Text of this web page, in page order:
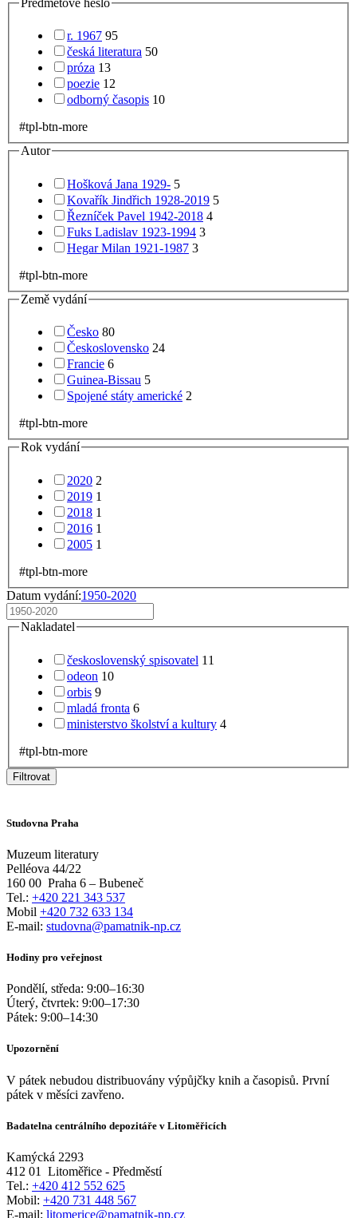
r. 1967 95
česká literatura 50
próza 13
poezie 12
odborný časopis 10
#tpl-btn-more
Autor
Hošková Jana 1929- 5
Kovařík Jindřich 1928-2019 5
Řezníček Pavel 1942-2018 4
Fuks Ladislav 1923-1994 3
Hegar Milan 1921-1987 3
#tpl-btn-more
Země vydání
Česko 80
Československo 24
Francie 6
Guinea-Bissau 5
Spojené státy americké 2
#tpl-btn-more
Rok vydání
2020 2
2019 1
2018 1
2016 1
2005 1
#tpl-btn-more
Datum vydání:1950-2020
Nakladatel
československý spisovatel 11
odeon 10
orbis 9
mladá fronta 6
ministerstvo školství a kultury 4
#tpl-btn-more
Filtrovat
Studovna Praha
Muzeum literatury
Pelléova 44/22
160 00 Praha 6 – Bubeneč
Tel.: +420 221 343 537
Mobil +420 732 633 134
E-mail: studovna@pamatnik-np.cz
Hodiny pro veřejnost
Pondělí, středa: 9:00–16:30
Úterý, čtvrtek: 9:00–17:30
Pátek: 9:00–14:30
Upozornění
V pátek nebudou distribuovány výpůjčky knih a časopisů. První
pátek v měsíci zavřeno.
Badatelna centrálního depozitáře v Litoměřicích
Kamýcká 2293
412 01
Litoměřice - Předměstí
Tel.: +420 412 552 625
Mobil: +420 731 448 567
E-mail: litomerice@pamatnik-np.cz